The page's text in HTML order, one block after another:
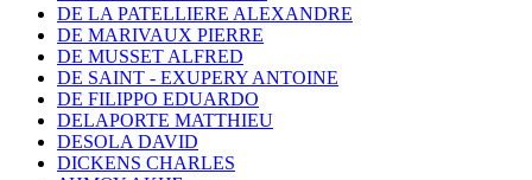
DE LA PATELLIERE ALEXANDRE
DE MARIVAUX PIERRE
DE MUSSET ALFRED
DE SAINT - EXUPERY ANTOINE
DE FILIPPO EDUARDO
DELAPORTE MATTHIEU
DESOLA DAVID
DICKENS CHARLES